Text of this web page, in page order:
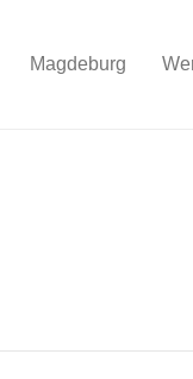
Magdeburg